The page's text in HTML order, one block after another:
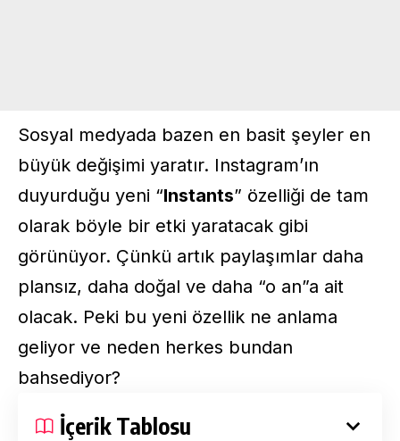
Sosyal medyada bazen en basit şeyler en
büyük değişimi yaratır. Instagram’ın
duyurduğu yeni “Instants” özelliği de tam
olarak böyle bir etki yaratacak gibi
görünüyor. Çünkü artık paylaşımlar daha
plansız, daha doğal ve daha “o an”a ait
olacak. Peki bu yeni özellik ne anlama
geliyor ve neden herkes bundan
bahsediyor?
İçerik Tablosu